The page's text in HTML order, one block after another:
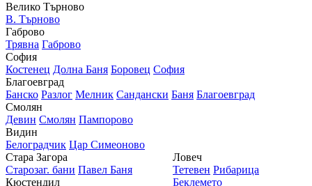
Велико Търново
В. Търново
Габрово
Трявна Габрово
София
Костенец Долна Баня Боровец София
Благоевград
Банско Разлог Мелник Сандански Баня Благоевград
Смолян
Девин Смолян Пампорово
Видин
Белоградчик Цар Симеоново
Стара Загора
Старозаг. бани Павел Баня
Кюстендил
Ловеч
Тетевен Рибарица
Беклемето